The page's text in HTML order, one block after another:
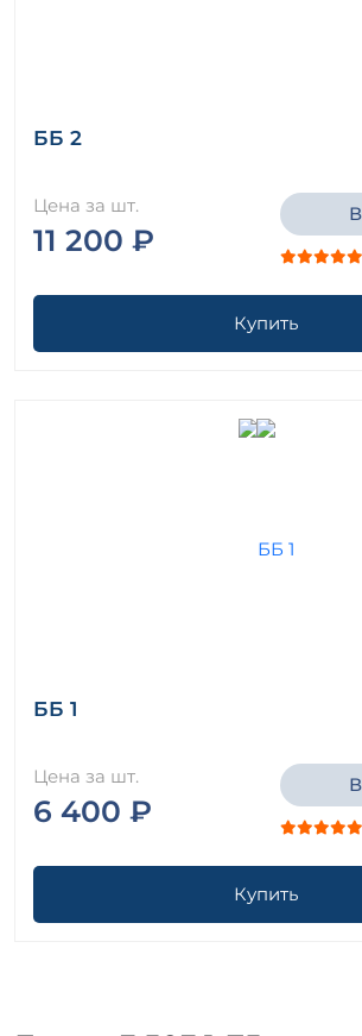
ББ 2
Цена за шт.
11 200 ₽
Купить
ББ 1
Цена за шт.
6 400 ₽
Купить